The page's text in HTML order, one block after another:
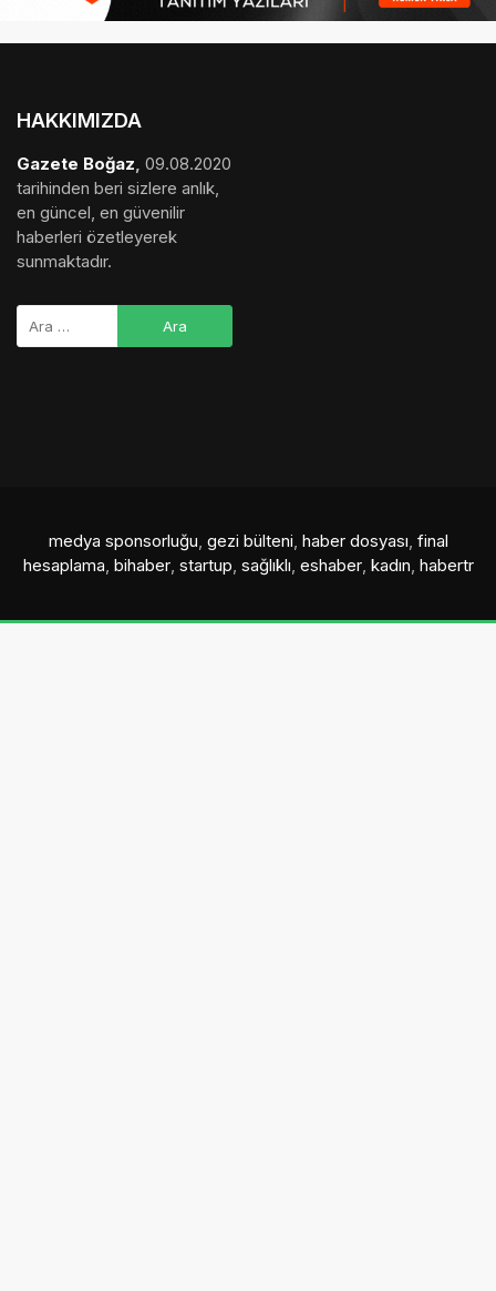
HAKKIMIZDA
Gazete Boğaz, 09.08.2020
tarihinden beri sizlere anlık,
en güncel, en güvenilir
haberleri özetleyerek
sunmaktadır.
medya sponsorluğu, gezi bülteni, haber dosyası, final
hesaplama, bihaber, startup, sağlıklı, eshaber, kadın, habertr